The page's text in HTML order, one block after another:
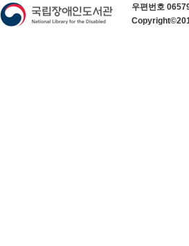
우편번호